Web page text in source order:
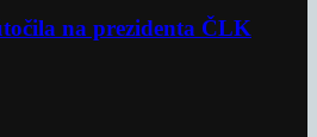
na prezidenta ČLK